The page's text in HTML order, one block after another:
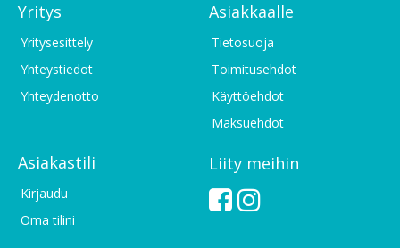
Yritys
Yritysesittely
Yhteystiedot
Yhteydenotto
Asiakkaalle
Tietosuoja
Toimitusehdot
Käyttöehdot
Maksuehdot
Asiakastili
Kirjaudu
Oma tilini
Liity meihin